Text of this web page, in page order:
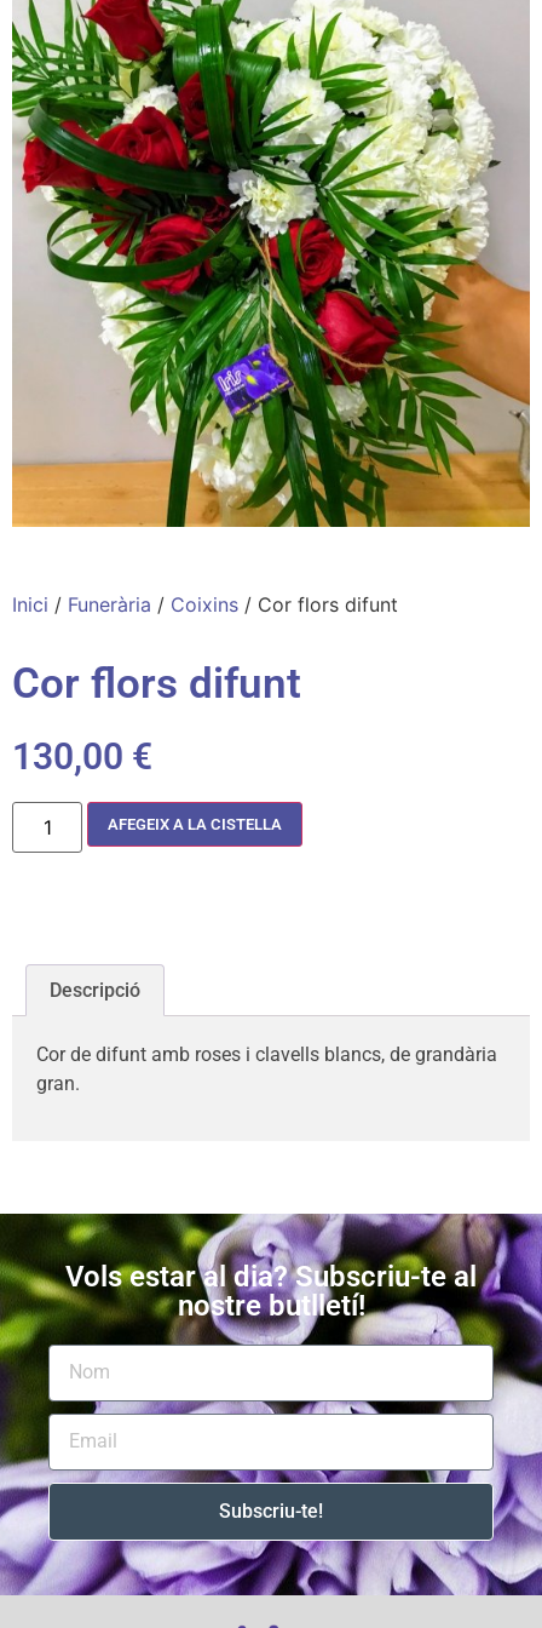
Inici / Funerària / Coixins / Cor flors difunt
Cor flors difunt
130,00 €
AFEGEIX A LA CISTELLA
Descripció
Cor de difunt amb roses i clavells blancs, de grandària
gran.
Vols estar al dia? Subscriu-te al
nostre butlletí!
Subscriu-te!